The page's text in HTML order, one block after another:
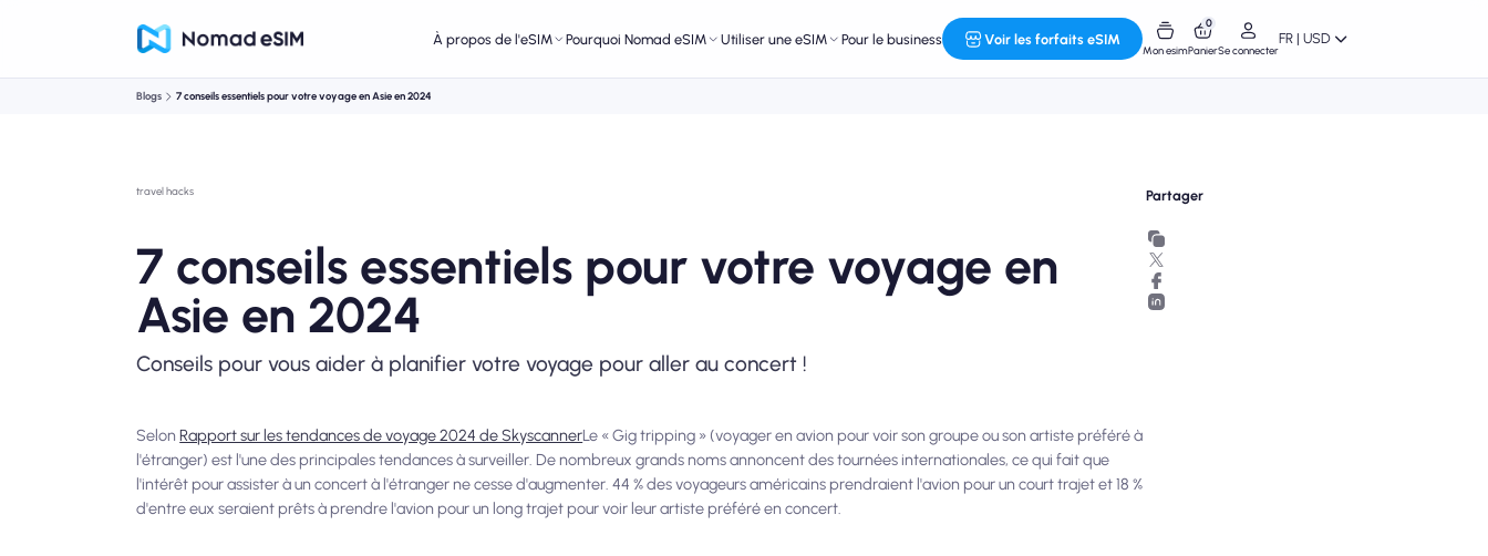
À propos de l'eSIM Pourquoi Nomad eSIM Utiliser une eSIM Pour le business Voir les forfaits eSIM
Mon esim
0
PanierSe connecter
FR | USD
Blogs 7 conseils essentiels pour votre voyage en Asie en 2024
travel hacks
7 conseils essentiels pour votre voyage en
Asie en 2024
Conseils pour vous aider à planifier votre voyage pour aller au concert !
SelonRapport sur les tendances de voyage 2024 de SkyscannerLe « Gig tripping » (voyager en avion pour voir son groupe ou son artiste préféré à
l'étranger) est l'une des principales tendances à surveiller. De nombreux grands noms annoncent des tournées internationales, ce qui fait que
l'intérêt pour assister à un concert à l'étranger ne cesse d'augmenter. 44 % des voyageurs américains prendraient l'avion pour un court trajet et 18 %
d'entre eux seraient prêts à prendre l'avion pour un long trajet pour voir leur artiste préféré en concert.
Partager